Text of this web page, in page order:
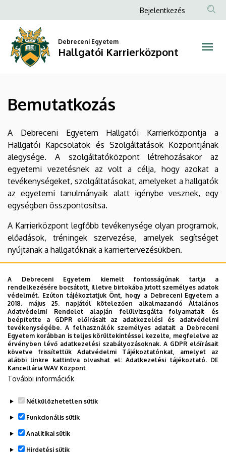
Hallgatói
Karrierközpont
a
tartalomra
Anonim
menüje
Bejelentkezés
Debreceni Egyetem
Hallgatói Karrierközpont
Bemutatkozás
A Debreceni Egyetem Hallgatói Karrierközpontja a
Hallgatói Kapcsolatok és Szolgáltatások Központjának
alegysége. A szolgáltatóközpont létrehozásakor az
egyetemi vezetésnek az volt a célja, hogy azokat a
tevékenységeket, szolgáltatásokat, amelyeket a hallgatók
az egyetemi tanulmányaik alatt igénybe vesznek, egy
egységben összpontosítsa.
A Karrierközpont legfőbb tevékenysége olyan programok,
előadások, tréningek szervezése, amelyek segítséget
nyújtanak a hallgatóknak a karriertervezésükben.
szándékunk, hogy minden hallgatóval személyesen is
foglalkozzunk az egyéni igényekre szabottan.
Több nagy egyetemi rendezvényen (DExpo, Állásbörze) is
a Karrierközpont koordinálja a tanácsadást, de mi
képviseljük a Debreceni Egyetemet több pályaorientációs
rendezvényen is (pl. a Szelet a vitorlába).
Reméljük, programjainkkal, szolgáltatásainkkal
hatékonyan tudunk segíteni a hallgatóinknak abban, hogy
eredményesen induljanak el a nagybetűs életbe!
Legutóbbi frissítés: 2025. 06. 05. 11:42
A Debreceni Egyetem kiemelt fontosságúnak tartja a
rendelkezésére bocsátott, illetve birtokába jutott személyes adatok
védelmét. Ezúton tájékoztatjuk Önt, hogy a Debreceni Egyetem a
2018. május 25. napjától kötelezően alkalmazandó Általános
Adatvédelmi Rendelet alapján felülvizsgálta folyamatait és
beépítette a GDPR előírásait az adatkezelési és adatvédelmi
tevékenységébe. A felhasználók személyes adatait a Debreceni
Egyetem korábban is teljes körültekintéssel kezelte, megfelelve az
érvényben lévő adatkezelési szabályozásoknak. A GDPR előírásait
követve frissítettük Adatvédelmi Tájékoztatónkat, amelyet az
alábbi linkre kattintva olvashat el:Adatkezelési tájékoztató. DE
Kancellária WAV Központ
További információk
Nélkülözhetetlen sütik
Funkcionális sütik
Analitikai sütik
Hirdetési sütik